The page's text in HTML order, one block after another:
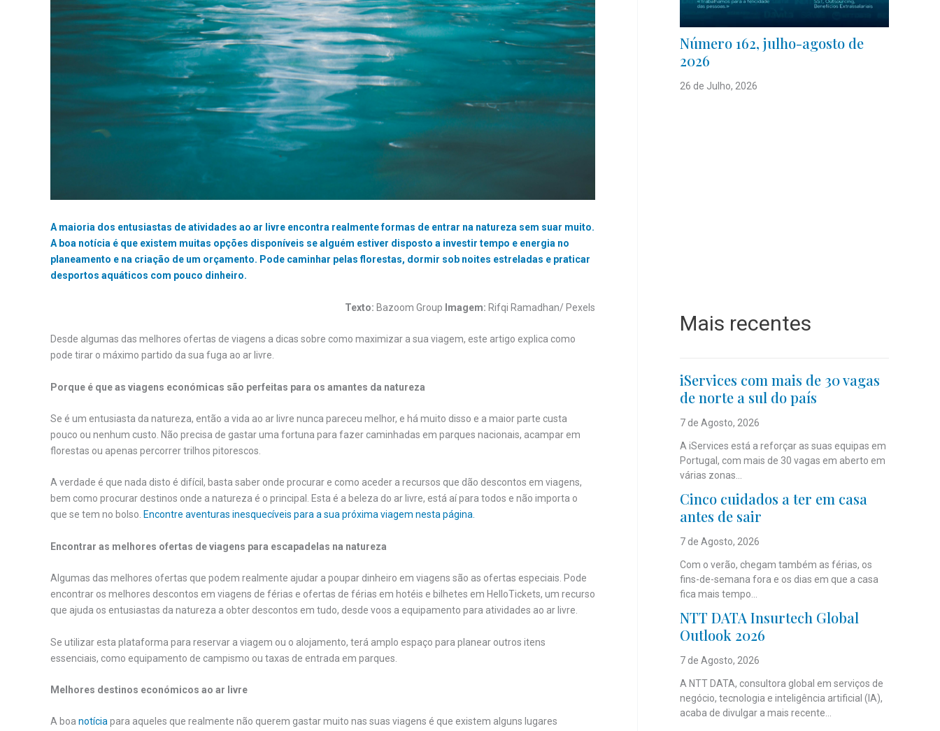
A maioria dos entusiastas de atividades ao ar livre encontra realmente formas de entrar na natureza sem suar muito.
A boa notícia é que existem muitas opções disponíveis se alguém estiver disposto a investir tempo e energia no
planeamento e na criação de um orçamento. Pode caminhar pelas florestas, dormir sob noites estreladas e praticar
desportos aquáticos com pouco dinheiro.
Texto: Bazoom Group Imagem: Rifqi Ramadhan/ Pexels
Desde algumas das melhores ofertas de viagens a dicas sobre como maximizar a sua viagem, este artigo explica como
pode tirar o máximo partido da sua fuga ao ar livre.
Porque é que as viagens económicas são perfeitas para os amantes da natureza
Se é um entusiasta da natureza, então a vida ao ar livre nunca pareceu melhor, e há muito disso e a maior parte custa
pouco ou nenhum custo. Não precisa de gastar uma fortuna para fazer caminhadas em parques nacionais, acampar em
florestas ou apenas percorrer trilhos pitorescos.
A verdade é que nada disto é difícil, basta saber onde procurar e como aceder a recursos que dão descontos em viagens,
bem como procurar destinos onde a natureza é o principal. Esta é a beleza do ar livre, está aí para todos e não importa o
que se tem no bolso. Encontre aventuras inesquecíveis para a sua próxima viagem nesta página.
Encontrar as melhores ofertas de viagens para escapadelas na natureza
Algumas das melhores ofertas que podem realmente ajudar a poupar dinheiro em viagens são as ofertas especiais. Pode
encontrar os melhores descontos em viagens de férias e ofertas de férias em hotéis e bilhetes em HelloTickets, um recurso
que ajuda os entusiastas da natureza a obter descontos em tudo, desde voos a equipamento para atividades ao ar livre.
Se utilizar esta plataforma para reservar a viagem ou o alojamento, terá amplo espaço para planear outros itens
essenciais, como equipamento de campismo ou taxas de entrada em parques.
Melhores destinos económicos ao ar livre
A boa notíciapara aqueles que realmente não querem gastar muito nas suas viagens é que existem alguns lugares
Número 162, julho-agosto de
2026
26 de Julho, 2026
Mais recentes
iServices com mais de 30 vagas
de norte a sul do país
7 de Agosto, 2026
A iServices está a reforçar as suas equipas em
Portugal, com mais de 30 vagas em aberto em
várias zonas...
Cinco cuidados a ter em casa
antes de sair
7 de Agosto, 2026
Com o verão, chegam também as férias, os
fins-de-semana fora e os dias em que a casa
fica mais tempo...
NTT DATA Insurtech Global
Outlook 2026
7 de Agosto, 2026
A NTT DATA, consultora global em serviços de
negócio, tecnologia e inteligência artificial (IA),
acaba de divulgar a mais recente...